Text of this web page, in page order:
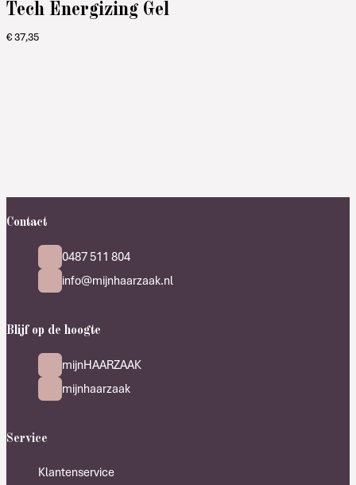
Tech Energizing Gel
€37,35
Contact
0487 511 804
info@mijnhaarzaak.nl
Blijf op de hoogte
mijnHAARZAAK
mijnhaarzaak
Service
Klantenservice